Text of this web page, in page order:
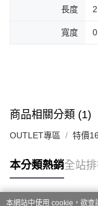
長度
寬度
商品相關分類 (1)
OUTLET專區 特價
本分類熱銷全站
本網站中使用 cookie，欲